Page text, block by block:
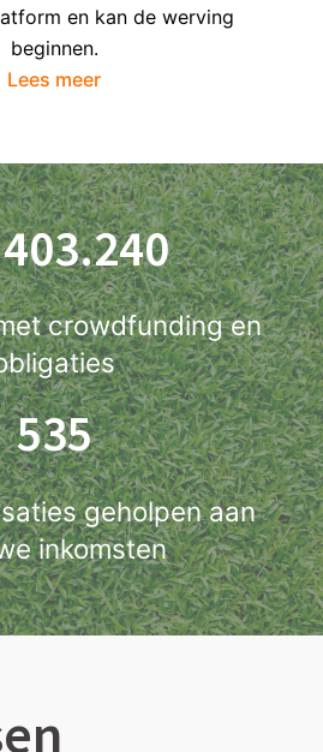
en kan de werving
beginnen.
Lees meer
crowdfunding en
535
geholpen aan
inkomsten